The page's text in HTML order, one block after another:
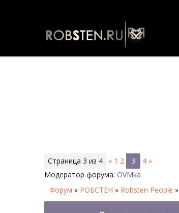
Страница 3 из 4 « 1 2 3 4 »
Модератор форума: OVMka
Форум » РОБСТЕН » Robsten People »